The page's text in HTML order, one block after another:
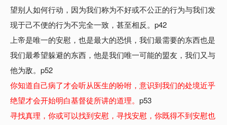
望别人如何行动，因为我们称为不好或不公正的行为与我们发
现于己不便的行为不完全一致，甚至相反。p42
上帝是唯一的安慰，也是最大的恐惧，我们最需要的东西也是
我们最希望躲避的东西，他是我们唯一可能的盟友，我们又与
他为敌。p52
你知道自己病了才会听从医生的吩咐，意识到我们的处境近乎
绝望才会开始明白基督徒所讲的道理。 p53
寻找真理，你或可以找到安慰，寻找安慰，你既得不到安慰也